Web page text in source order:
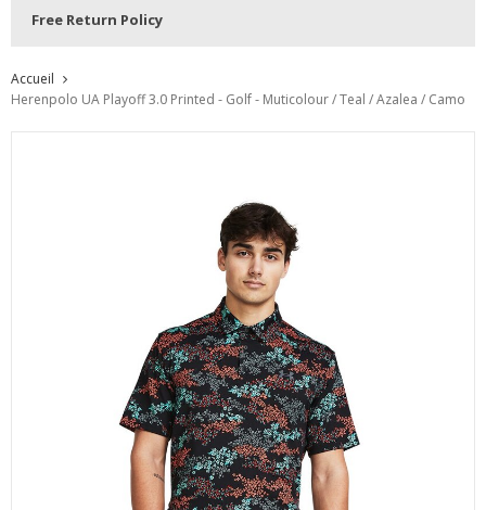
Free Return Policy
Accueil
Herenpolo UA Playoff 3.0 Printed - Golf - Muticolour / Teal / Azalea / Camo